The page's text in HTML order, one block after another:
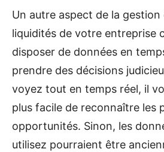
Un autre aspect de la
liquidités de votre entreprise
disposer de données en
prendre des décisions
voyez tout en temps réel, il
plus facile de reconnaître les
opportunités. Sinon, les
utilisez pourraient être